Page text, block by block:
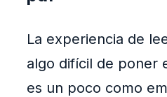
La experiencia de
algo difícil de poner
es un poco como